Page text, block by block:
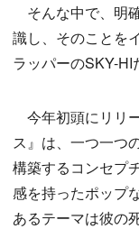
そんな中で、明
識し、そのことを
ラッパーのSKY-HI
今年初頭にリリ
ス』は、一つ一つ
構築するコンセプ
感を持ったポップ
あるテーマは彼の